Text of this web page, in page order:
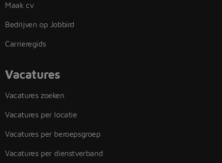
Maak cv
Bedrijven op Jobbird
Carrieregids
Vacatures
Vacatures zoeken
Vacatures per locatie
Vacatures per beroepsgroep
Vacatures per dienstverband